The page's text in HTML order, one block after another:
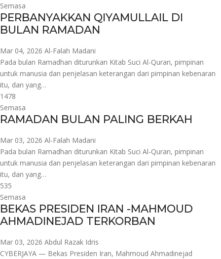
Semasa
PERBANYAKKAN QIYAMULLAIL DI
BULAN RAMADAN
Mar 04, 2026 Al-Falah Madani
Pada bulan Ramadhan diturunkan Kitab Suci Al-Quran, pimpinan
untuk manusia dan penjelasan keterangan dari pimpinan kebenaran
itu, dan yang…
1478
Semasa
RAMADAN BULAN PALING BERKAH
Mar 03, 2026 Al-Falah Madani
Pada bulan Ramadhan diturunkan Kitab Suci Al-Quran, pimpinan
untuk manusia dan penjelasan keterangan dari pimpinan kebenaran
itu, dan yang…
535
Semasa
BEKAS PRESIDEN IRAN -MAHMOUD
AHMADINEJAD TERKORBAN
Mar 03, 2026 Abdul Razak Idris
CYBERJAYA — Bekas Presiden Iran, Mahmoud Ahmadinejad